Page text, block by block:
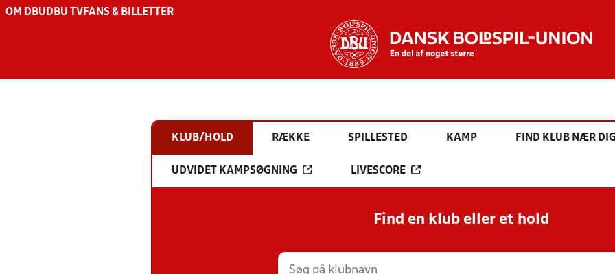
OM DBU DBU TV FANS & BILLETTER
KLUB/HOLD RÆKKE SPILLESTED KAMP FIND KLUB NÆR DIG
UDVIDET KAMPSØGNING LIVESCORE
Find en klub eller et hold